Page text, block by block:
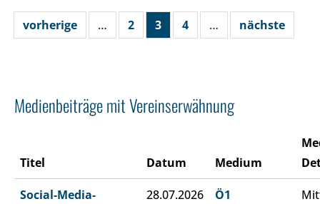
vorherige … 2 3 4 … nächste
Medienbeiträge mit Vereinserwähnung
Titel Datum Medium
Social-Media-
28.07.2026 Ö1